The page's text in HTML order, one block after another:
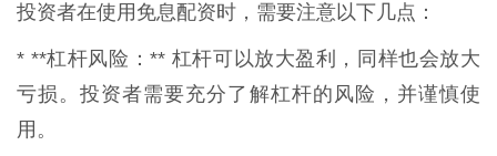
投资者在使用免息配资时，需要注意以下几点：
* **杠杆风险：** 杠杆可以放大盈利，同样也会放大
亏损。投资者需要充分了解杠杆的风险，并谨慎使
用。